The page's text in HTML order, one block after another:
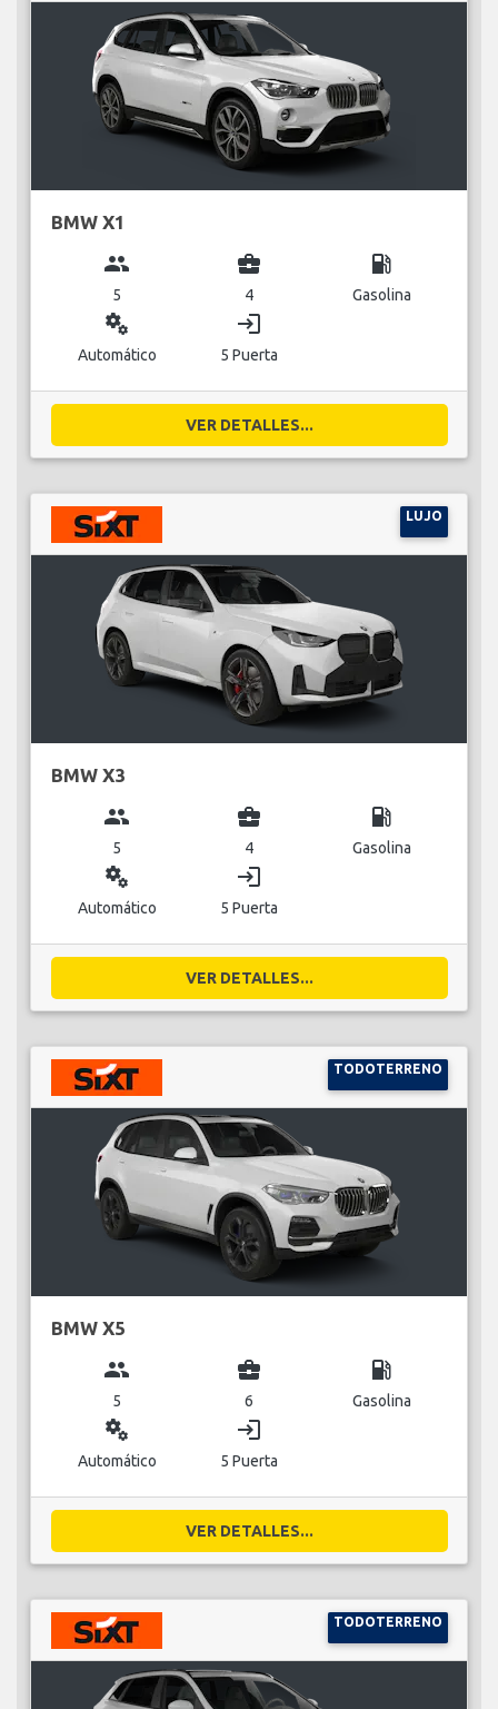
BMW X1
group
5
business_center
4
local_gas_station
Gasolina
miscellaneous_services
Automático
login
5 Puerta
VER DETALLES...
LUJO
BMW X3
group
5
business_center
4
local_gas_station
Gasolina
miscellaneous_services
Automático
login
5 Puerta
VER DETALLES...
TODOTERRENO
BMW X5
group
5
business_center
6
local_gas_station
Gasolina
miscellaneous_services
Automático
login
5 Puerta
VER DETALLES...
TODOTERRENO